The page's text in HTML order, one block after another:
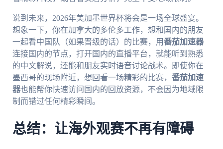
说到未来，2026年美加墨世界杯将会是一场全球盛宴。
想象一下，你在加拿大的多伦多工作，想和国内的朋友
一起看中国队（如果晋级的话）的比赛，用番茄加速器
连接国内的节点，打开国内的直播平台，就能听到熟悉
的中文解说，还能和朋友实时语音讨论战术。即使你在
墨西哥的现场附近，想回看一场精彩的比赛， 番茄加速
器也能帮你快速访问国内的回放资源，不会因为地域限
制而错过任何精彩瞬间。
总结：让海外观赛不再有障碍